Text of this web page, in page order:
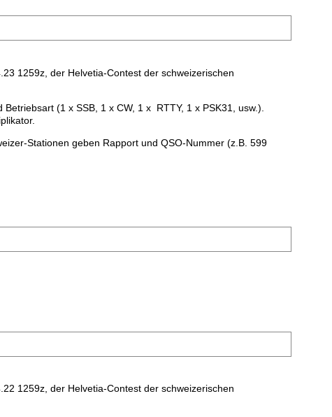
1259z, der Helvetia-Contest der schweizerischen
(1 x SSB, 1 x CW, 1 x RTTY, 1 x PSK31, usw.).
Stationen geben Rapport und QSO-Nummer (z.B. 599
1259z, der Helvetia-Contest der schweizerischen